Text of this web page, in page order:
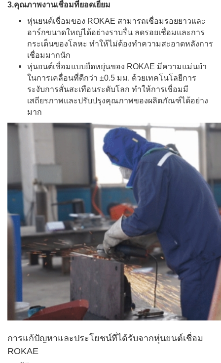
3.คุณภาพงานเชื่อมที่ยอดเยี่ยม
หุ่นยนต์เชื่อมของ ROKAE สามารถเชื่อมรอยยาวและ
อาร์กขนาดใหญ่ได้อย่างราบรื่น ลดรอยเชื่อมและการ
กระเด็นของโลหะ ทำให้ไม่ต้องทำความสะอาดหลังการ
เชื่อมมากนัก
หุ่นยนต์เชื่อมแบบยืดหยุ่นของ ROKAE มีความแม่นยำ
ในการเคลื่อนที่ดีกว่า ±0.5 มม. ด้วยเทคโนโลยีการ
ระงับการสั่นสะเทือนระดับโลก ทำให้การเชื่อมมี
เสถียรภาพและปรับปรุงคุณภาพของผลิตภัณฑ์ได้อย่าง
มาก
การแก้ปัญหาและประโยชน์ที่ได้รับจากหุ่นยนต์เชื่อม
ROKAE